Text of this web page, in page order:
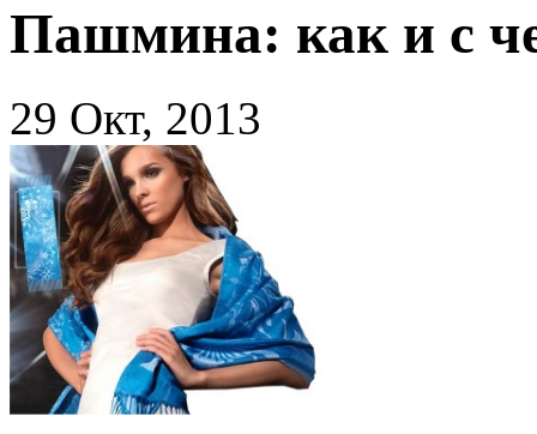
Пашмина: как и с
29 Окт, 2013